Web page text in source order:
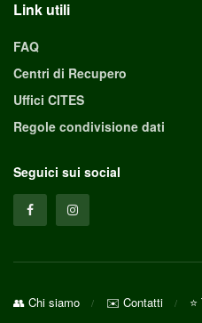
Link utili
FAQ
Centri di Recupero
Uffici CITES
Regole condivisione dati
Seguici sui social
👥 Chi siamo ✉️ Contatti